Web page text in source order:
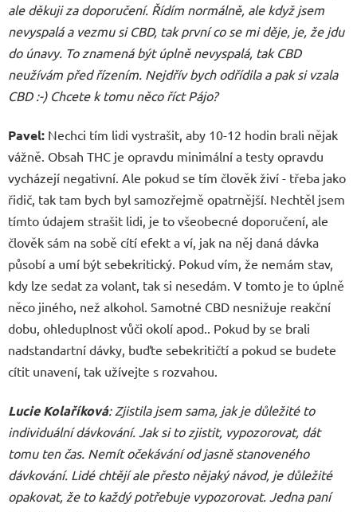
ale děkuji za doporučení. Řídím normálně, ale když jsem
nevyspalá a vezmu si CBD, tak první co se mi děje, je, že jdu
do únavy. To znamená být úplně nevyspalá, tak CBD
neužívám před řízením. Nejdřív bych odřídila a pak si vzala
CBD :-) Chcete k tomu něco říct Pájo?
Pavel: Nechci tím lidi vystrašit, aby 10-12 hodin brali nějak
vážně. Obsah THC je opravdu minimální a testy opravdu
vycházejí negativní. Ale pokud se tím člověk živí - třeba jako
řidič, tak tam bych byl samozřejmě opatrnější. Nechtěl jsem
tímto údajem strašit lidi, je to všeobecné doporučení, ale
člověk sám na sobě cítí efekt a ví, jak na něj daná dávka
působí a umí být sebekritický. Pokud vím, že nemám stav,
kdy lze sedat za volant, tak si nesedám. V tomto je to úplně
něco jiného, než alkohol. Samotné CBD nesnižuje reakční
dobu, ohleduplnost vůči okolí apod.. Pokud by se brali
nadstandartní dávky, buďte sebekritičtí a pokud se budete
cítit unavení, tak užívejte s rozvahou.
Lucie Kolaříková: Zjistila jsem sama, jak je důležité to
individuální dávkování. Jak si to zjistit, vypozorovat, dát
tomu ten čas. Nemít očekávání od jasně stanoveného
dávkování. Lidé chtějí ale přesto nějaký návod, je důležité
opakovat, že to každý potřebuje vypozorovat. Jedna paní